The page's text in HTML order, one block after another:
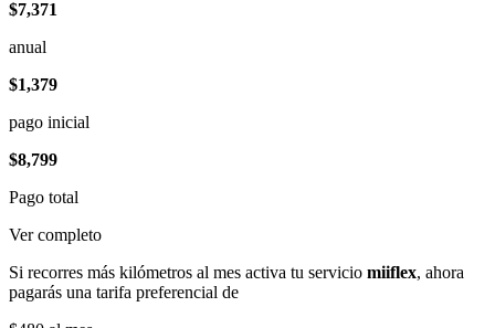
$7,371
anual
$1,379
pago inicial
$8,799
Pago total
Ver completo
Si recorres más kilómetros al mes activa tu servicio miiflex, ahora
pagarás una tarifa preferencial de